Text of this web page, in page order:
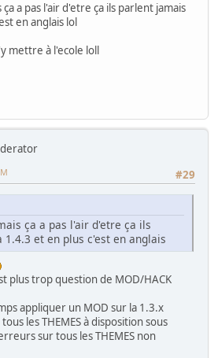
a pas l'air d'etre ça ils parlent jamais
en anglais lol
mettre à l'ecole loll
#29
ça a pas l'air d'etre ça ils
et en plus c'est en anglais
plus trop question de MOD/HACK
appliquer un MOD sur la 1.3.x
les THEMES à disposition sous
sur tous les THEMES non